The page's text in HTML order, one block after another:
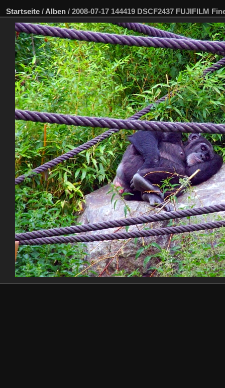
Startseite / Alben / 2008-07-17 144419 DSCF2437 FUJIFILM